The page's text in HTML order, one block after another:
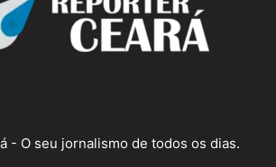
- O seu jornalismo de todos os dias.